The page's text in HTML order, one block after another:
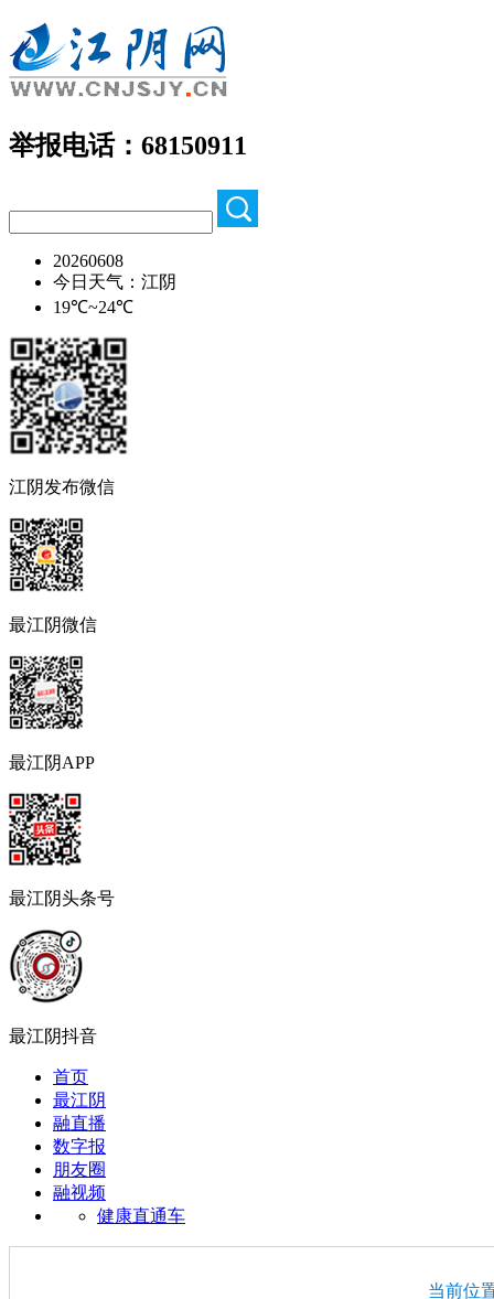
举报电话：68150911
20260608
今日天气：江阴
19℃~24℃
江阴发布微信
最江阴微信
最江阴APP
最江阴头条号
最江阴抖音
首页
最江阴
融直播
数字报
朋友圈
融视频
健康直通车
当前位